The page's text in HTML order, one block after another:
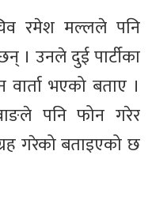
रमेश मल्लले पनि
। उनले दुई पार्टीका
वार्ता भएको बताए ।
पनि फोन गरेर
गरेको बताइएको छ